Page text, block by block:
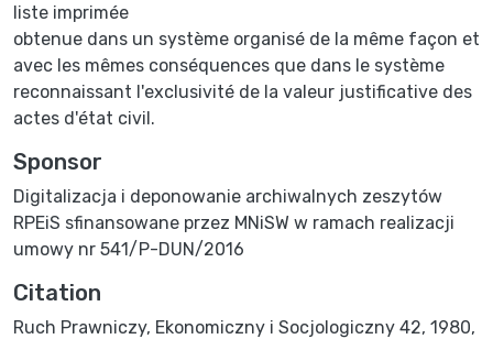
liste imprimée
obtenue dans un système organisé de la même façon et
avec les mêmes conséquences que dans le système
reconnaissant l'exclusivité de la valeur justificative des
actes d'état civil.
Sponsor
Digitalizacja i deponowanie archiwalnych zeszytów
RPEiS sfinansowane przez MNiSW w ramach realizacji
umowy nr 541/P-DUN/2016
Citation
Ruch Prawniczy, Ekonomiczny i Socjologiczny 42, 1980,